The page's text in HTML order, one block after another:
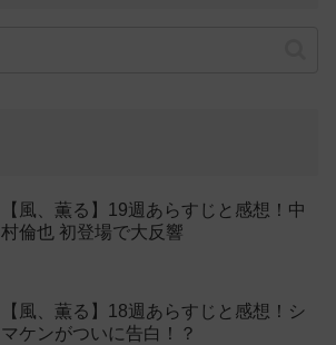
【風、薫る】19週あらすじと感想！中
村倫也 初登場で大反響
【風、薫る】18週あらすじと感想！シ
マケンがついに告白！？